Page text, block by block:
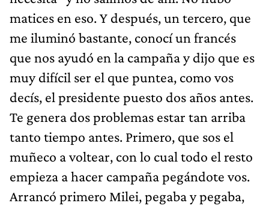
matices en eso. Y después, un tercero, que
me iluminó bastante, conocí un francés
que nos ayudó en la campaña y dijo que es
muy difícil ser el que puntea, como vos
decís, el presidente puesto dos años antes.
Te genera dos problemas estar tan arriba
tanto tiempo antes. Primero, que sos el
muñeco a voltear, con lo cual todo el resto
empieza a hacer campaña pegándote vos.
Arrancó primero Milei, pegaba y pegaba,